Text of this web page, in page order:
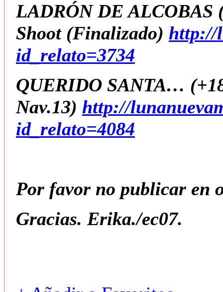
LADRÓN DE ALCOBAS
Shoot (Finalizado) http://
id_relato=3734
QUERIDO SANTA…
Nav.13) http://
id_relato=4084
Por favor no publicar en
Gracias. Erika./ec07.